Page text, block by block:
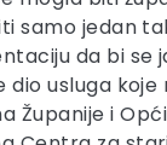
samo jedan
da bi se
usluga
Županije i